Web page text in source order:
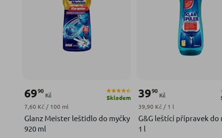
Glanz Meister leštidlo do myčky
920 ml
Skladem
6990
Kč
Měrná cena:
7,60 Kč / 100 ml
G&G leštící přípravek do
1 l
3990
Kč
Měrná cena:
39,90 Kč / 1 l